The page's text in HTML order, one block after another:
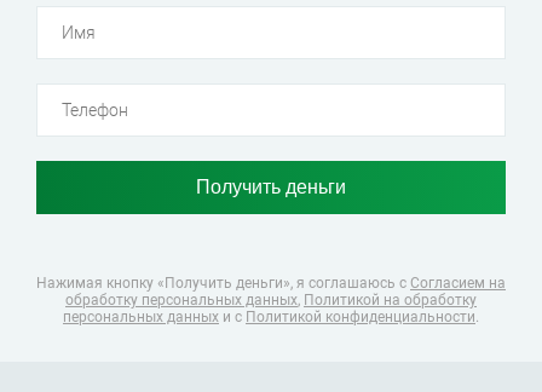
Нажимая кнопку «Получить деньги», я соглашаюсь с Согласием на
обработку персональных данных, Политикой на обработку
персональных данных и с Политикой конфиденциальности.